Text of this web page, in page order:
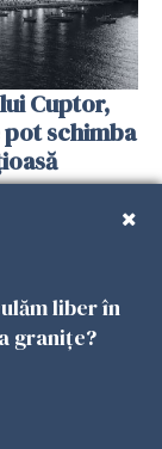
Cuptor,
schimba
liber în
granițe?